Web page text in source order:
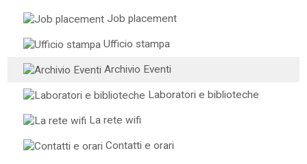
Job placement
Ufficio stampa
Archivio Eventi
Laboratori e biblioteche
La rete wifi
Contatti e orari